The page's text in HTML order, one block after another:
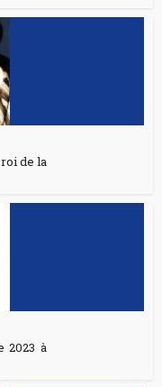
de la
2023 à